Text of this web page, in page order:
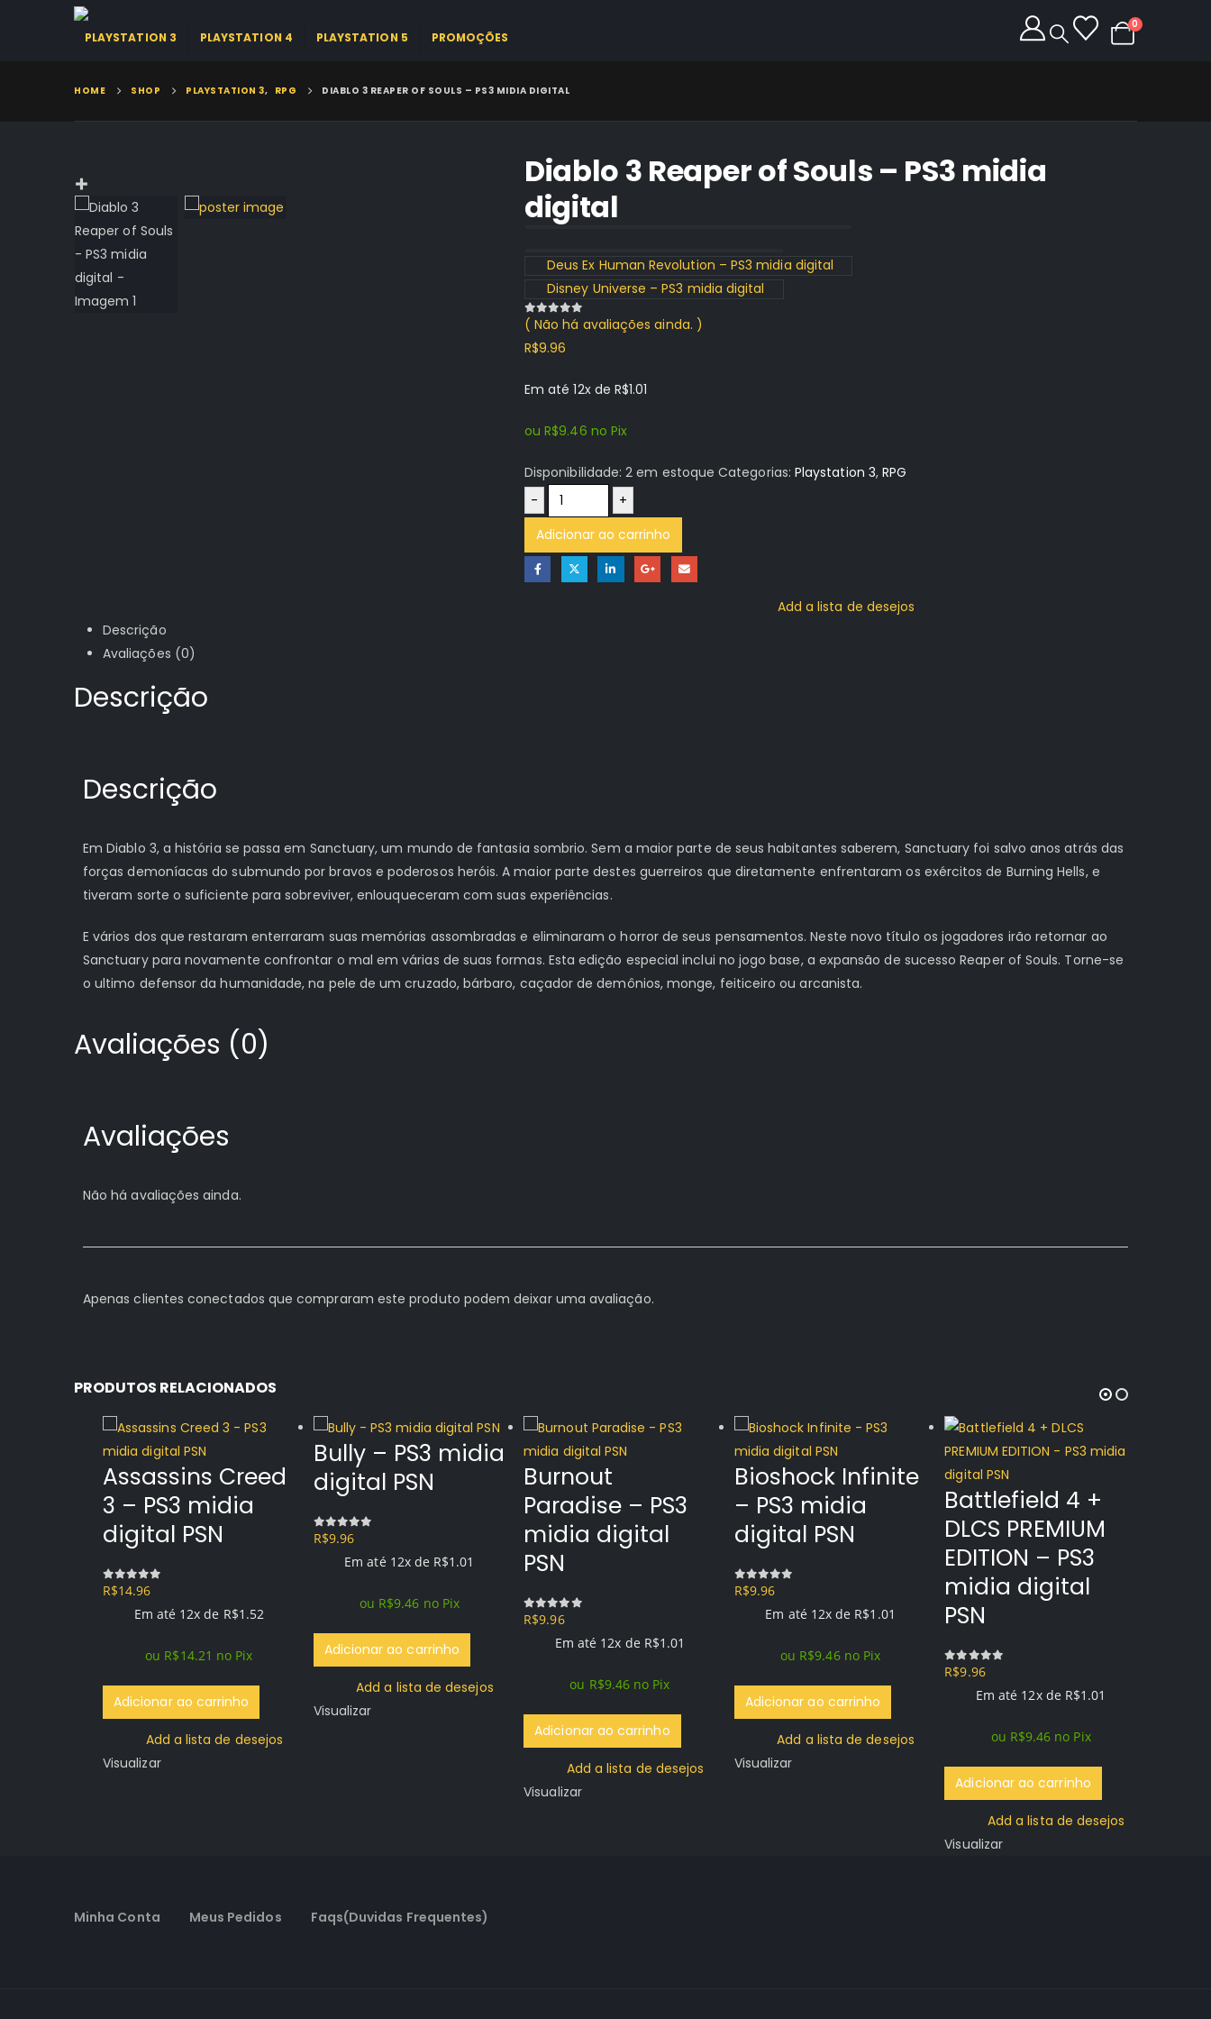
PLAYSTATION 3 PLAYSTATION 4 PLAYSTATION 5 PROMOÇÕES
0
HOME SHOP PLAYSTATION 3, RPG DIABLO 3 REAPER OF SOULS – PS3 MIDIA DIGITAL
Diablo 3 Reaper of Souls – PS3 midia
digital
Deus Ex Human Revolution – PS3 midia digital
Disney Universe – PS3 midia digital
0 out of 5
( Não há avaliações ainda. )
R$9.96
Em até 12x de R$1.01
ou R$9.46 no Pix
Disponibilidade:2 em estoque Categorias: Playstation 3,RPG
-
+
Adicionar ao carrinho
Add a lista de desejos
Descrição
Avaliações (0)
Descrição
Descrição
Em Diablo 3, a história se passa em Sanctuary, um mundo de fantasia sombrio. Sem a maior parte de seus habitantes saberem, Sanctuary foi salvo anos atrás das
forças demoníacas do submundo por bravos e poderosos heróis. A maior parte destes guerreiros que diretamente enfrentaram os exércitos de Burning Hells, e
tiveram sorte o suficiente para sobreviver, enlouqueceram com suas experiências.
E vários dos que restaram enterraram suas memórias assombradas e eliminaram o horror de seus pensamentos. Neste novo título os jogadores irão retornar ao
Sanctuary para novamente confrontar o mal em várias de suas formas. Esta edição especial inclui no jogo base, a expansão de sucesso Reaper of Souls. Torne-se
o ultimo defensor da humanidade, na pele de um cruzado, bárbaro, caçador de demônios, monge, feiticeiro ou arcanista.
Avaliações (0)
Avaliações
Não há avaliações ainda.
Apenas clientes conectados que compraram este produto podem deixar uma avaliação.
PRODUTOS RELACIONADOS
Assassins Creed
3 – PS3 midia
digital PSN
0out of 5
R$14.96
Em até 12x de R$1.52
ou R$14.21 no Pix
Adicionar ao carrinho
Add a lista de desejos
Visualizar
Bully – PS3 midia
digital PSN
0out of 5
R$9.96
Em até 12x de R$1.01
ou R$9.46 no Pix
Adicionar ao carrinho
Add a lista de desejos
Visualizar
Burnout
Paradise – PS3
midia digital
PSN
0out of 5
R$9.96
Em até 12x de R$1.01
ou R$9.46 no Pix
Adicionar ao carrinho
Add a lista de desejos
Visualizar
Bioshock Infinite
– PS3 midia
digital PSN
0out of 5
R$9.96
Em até 12x de R$1.01
ou R$9.46 no Pix
Adicionar ao carrinho
Add a lista de desejos
Visualizar
Battlefield 4 +
DLCS PREMIUM
EDITION – PS3
midia digital
PSN
0out of 5
R$9.96
Em até 12x de R$1.01
ou R$9.46 no Pix
Adicionar ao carrinho
Add a lista de desejos
Visualizar
Minha Conta Meus Pedidos Faqs(Duvidas Frequentes)